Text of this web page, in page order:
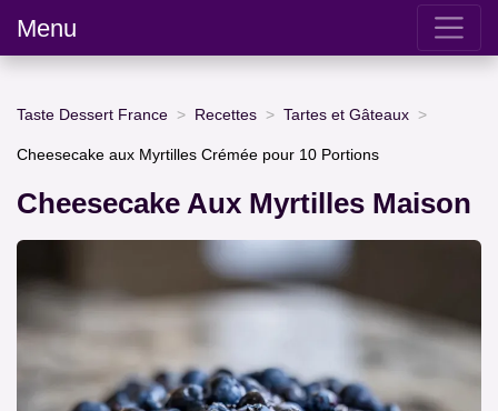
Menu
Taste Dessert France Recettes Tartes et Gâteaux
Cheesecake aux Myrtilles Crémée pour 10 Portions
Cheesecake Aux Myrtilles Maison